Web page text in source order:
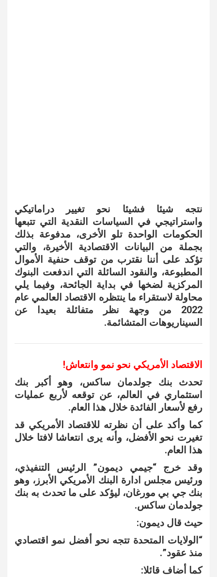
نتجه شيئا فشيئا نحو تغيير دراماتيكي
واستراتيجي في السياسات النقدية التي تتبعها
الحكومات الواحدة تلو الأخرى، مدفوعة بذلك
بجملة من البيانات الاقتصادية الأخيرة، والتي
تؤكد على أننا نقترب من توقف حنفية الأموال
المطبوعة، والنقود السائلة التي اندفعت البنوك
المركزية لضخها في بداية الجائحة، وفيما يلي
محاولة لاستقراء ما ينتظره الاقتصاد العالمي عام
2022 من وجهة نظر متفائلة بعيدا عن
السيناريوهات المتشائمة.
الاقتصاد الأمريكي نحو نمو وانتعاش!
تحدث بنك جولدمان ساكس، وهو أكبر بنك
استثماري في العالم، عن توقعه لأربع عمليات
رفع لأسعار الفائدة خلال هذا العام.
كما وأكد على أن نظرته للاقتصاد الأمريكي قد
تغيرت نحو الأفضل، وأنه يرى انتعاشا لافتا خلال
هذا العام.
وقد خرج “جيمي ديمون” الرئيس التنفيذي،
ورئيس مجلس ادارة البنك الأمريكي الأبرز، وهو
بنك جي بي مورغان، ليؤكد على ما تحدث به بنك
جولدمان ساكس.
حيث قال ديمون:
“الولايات المتحدة تتجه نحو أفضل نمو اقتصادي
منذ عقود”.
كما أضاف قائلا: